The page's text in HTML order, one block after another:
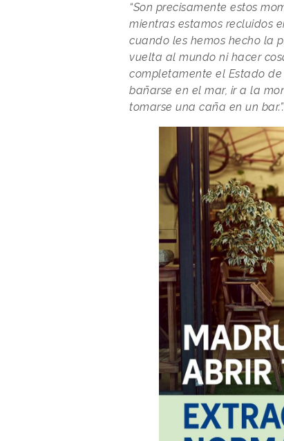
“Son precisamente estos
mientras estamos recluidos
cuando les hemos hecho la
vuelta al mundo ni hacer
completamente el Estado
bañarse en el mar, ir a la
tomarse una caña en un bar.”.